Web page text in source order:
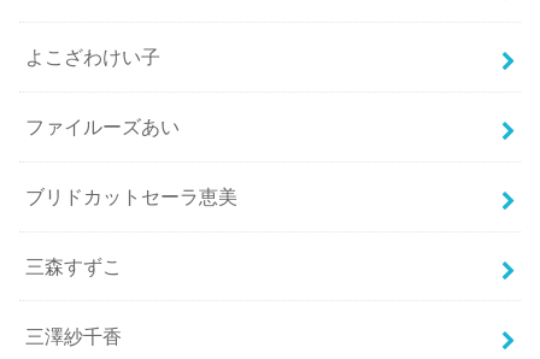
よこざわけい子
ファイルーズあい
ブリドカットセーラ恵美
三森すずこ
三澤紗千香